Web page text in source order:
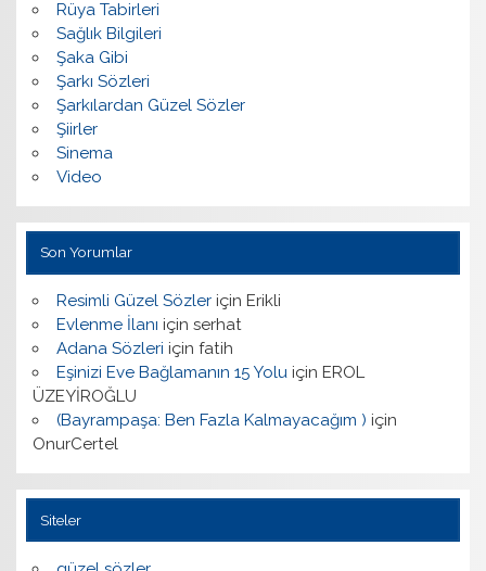
Rüya Tabirleri
Sağlık Bilgileri
Şaka Gibi
Şarkı Sözleri
Şarkılardan Güzel Sözler
Şiirler
Sinema
Video
Son Yorumlar
Resimli Güzel Sözleriçin Erikli
Evlenme İlanı için serhat
Adana Sözleri için fatih
Eşinizi Eve Bağlamanın 15 Yoluiçin EROL
ÜZEYİROĞLU
(Bayrampaşa: Ben Fazla Kalmayacağım ) için
OnurCertel
Siteler